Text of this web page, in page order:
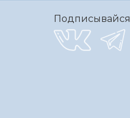
Подписывайся